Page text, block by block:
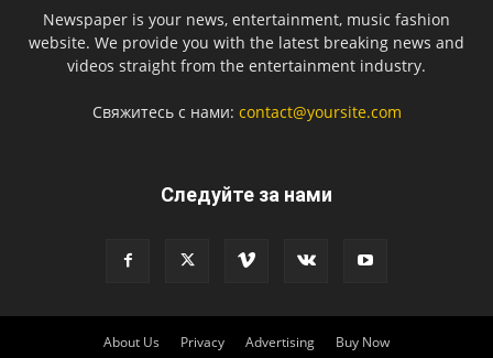
Newspaper is your news, entertainment, music fashion
website. We provide you with the latest breaking news and
videos straight from the entertainment industry.
Свяжитесь с нами: contact@yoursite.com
Следуйте за нами
About Us Privacy Advertising Buy Now